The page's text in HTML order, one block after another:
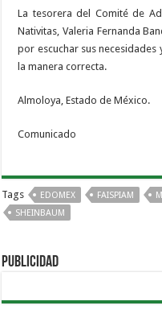
La tesorera del Comité de
Nativitas, Valeria Fernanda
por escuchar sus
la manera correcta.
Almoloya, Estado de México.
Comunicado
Tags EDOMEX FAISPIAM
SHEINBAUM
PUBLICIDAD